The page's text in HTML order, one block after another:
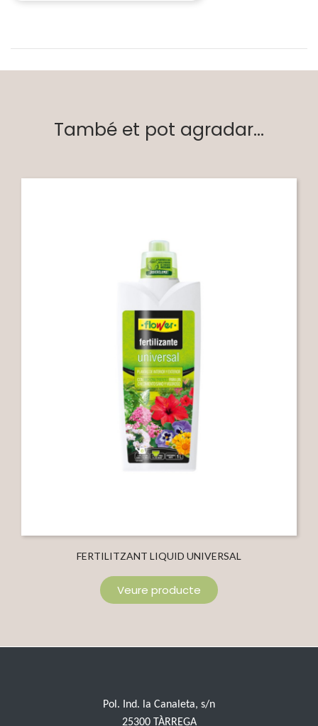
També et pot agradar...
FERTILITZANT LIQUID UNIVERSAL
Veure producte
Pol. Ind. la Canaleta, s/n
25300 TÀRREGA